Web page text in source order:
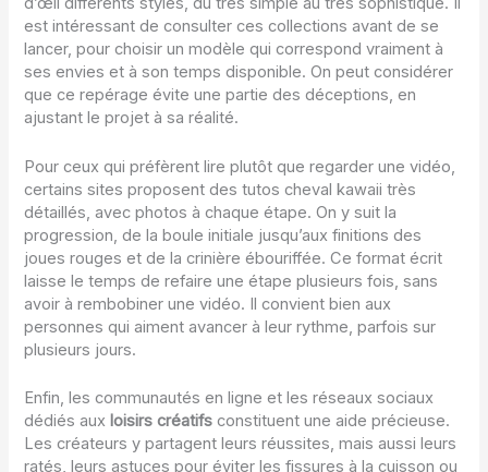
est intéressant de consulter ces collections avant de se
lancer, pour choisir un modèle qui correspond vraiment à
ses envies et à son temps disponible. On peut considérer
que ce repérage évite une partie des déceptions, en
ajustant le projet à sa réalité.
Pour ceux qui préfèrent lire plutôt que regarder une vidéo,
certains sites proposent des tutos cheval kawaii très
détaillés, avec photos à chaque étape. On y suit la
progression, de la boule initiale jusqu’aux finitions des
joues rouges et de la crinière ébouriffée. Ce format écrit
laisse le temps de refaire une étape plusieurs fois, sans
avoir à rembobiner une vidéo. Il convient bien aux
personnes qui aiment avancer à leur rythme, parfois sur
plusieurs jours.
Enfin, les communautés en ligne et les réseaux sociaux
dédiés aux loisirs créatifs constituent une aide précieuse.
Les créateurs y partagent leurs réussites, mais aussi leurs
ratés, leurs astuces pour éviter les fissures à la cuisson ou